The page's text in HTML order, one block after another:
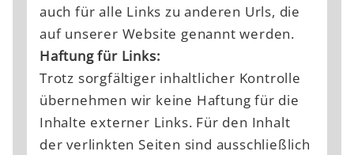
auch für alle Links zu anderen Urls, die
auf unserer Website genannt werden.
Haftung für Links:
Trotz sorgfältiger inhaltlicher Kontrolle
übernehmen wir keine Haftung für die
Inhalte externer Links. Für den Inhalt
der verlinkten Seiten sind ausschließlich